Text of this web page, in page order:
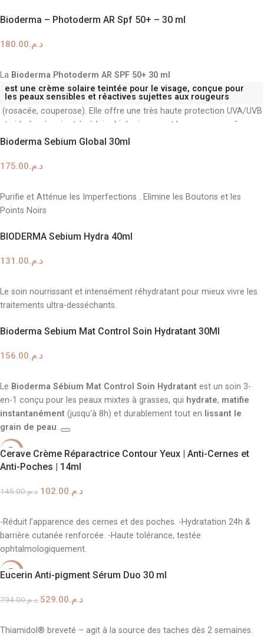
du teint.
Bioderma – Photoderm AR Spf 50+ – 30 ml
د.م.180.00
La Bioderma Photoderm AR SPF 50+ 30 ml
est une crème solaire teintée pour le visage, conçue pour
les peaux sensibles et réactives sujettes aux rougeurs
(rosacée, couperose). Elle offre une très haute protection UVA/UVB
et aide à prévenir et à réduire biologiquement les rougeurs grâce au
brevet exclusif Rosactiv
Bioderma Sebium Global 30ml
د.م.175.00
Purifie et Atténue les Imperfections . Elimine les Boutons et les
Points Noirs
BIODERMA Sebium Hydra 40ml
د.م.131.00
Le soin nourrissant et intensément réhydratant pour mieux vivre les
traitements ultra-desséchants.
Bioderma Sebium Mat Control Soin Hydratant 30Ml
د.م.156.00
Le Bioderma Sébium Mat Control Soin Hydratant est un soin 3-
en-1 conçu pour les peaux mixtes à grasses, qui hydrate, matifie
instantanément (jusqu'à 8h) et durablement tout en lissant le
grain de peau.
Ce soin aide à contrôler l'excès de sébum et à réduire la brillance
grâce à une combinaison de zinc, de vitamine B6 et d'acide
salicylique. Sa texture gel-crème légère et non comédogène pénètre
-30%
Cerave Crème Réparactrice Contour Yeux | Anti-Cernes et
Anti-Poches | 14ml
د.م.145.00 د.م.102.00
-Réduit l’apparence des cernes et des poches. -Hydratation 24h &
barrière cutanée renforcée. -Haute tolérance, testée
ophtalmologiquement.
-33%
Eucerin Anti-pigment Sérum Duo 30 ml
د.م.794.00 د.م.529.00
Thiamidol® breveté – agit à la source des taches dès 2 semaines.